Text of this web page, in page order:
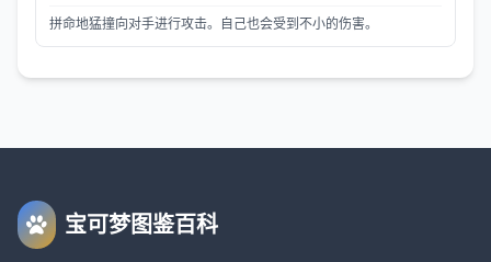
拼命地猛撞向对手进行攻击。自己也会受到不小的伤害。
宝可梦图鉴百科